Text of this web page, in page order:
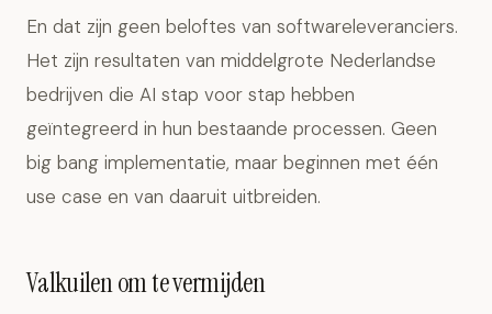
En dat zijn geen beloftes van softwareleveranciers.
Het zijn resultaten van middelgrote Nederlandse
bedrijven die AI stap voor stap hebben
geïntegreerd in hun bestaande processen. Geen
big bang implementatie, maar beginnen met één
use case en van daaruit uitbreiden.
Valkuilen om te vermijden